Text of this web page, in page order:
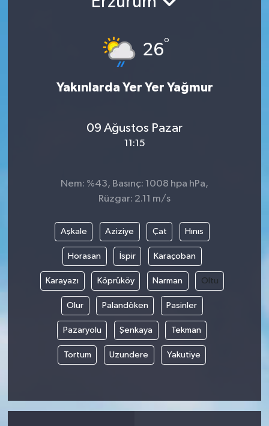
26°
Yakınlarda Yer Yer Yağmur
09 Ağustos Pazar
11:15
Nem: %43, Basınç: 1008 hpa hPa,
Rüzgar: 2.11 m/s
Aşkale Aziziye Çat Hınıs
Horasan İspir Karaçoban
Karayazı Köprüköy Narman Oltu
Olur Palandöken Pasinler
Pazaryolu Şenkaya Tekman
Tortum Uzundere Yakutiye